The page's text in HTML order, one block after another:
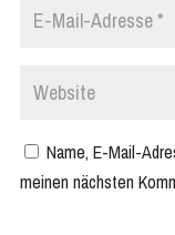
Name, E-Mail-
meinen nächsten